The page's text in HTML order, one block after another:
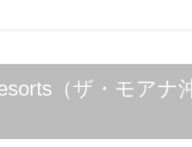
（ザ・モアナ